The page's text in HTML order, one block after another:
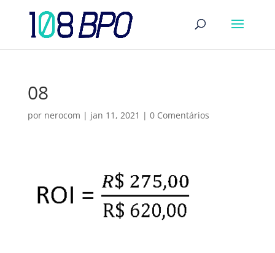
08
por nerocom | jan 11, 2021 | 0 Comentários